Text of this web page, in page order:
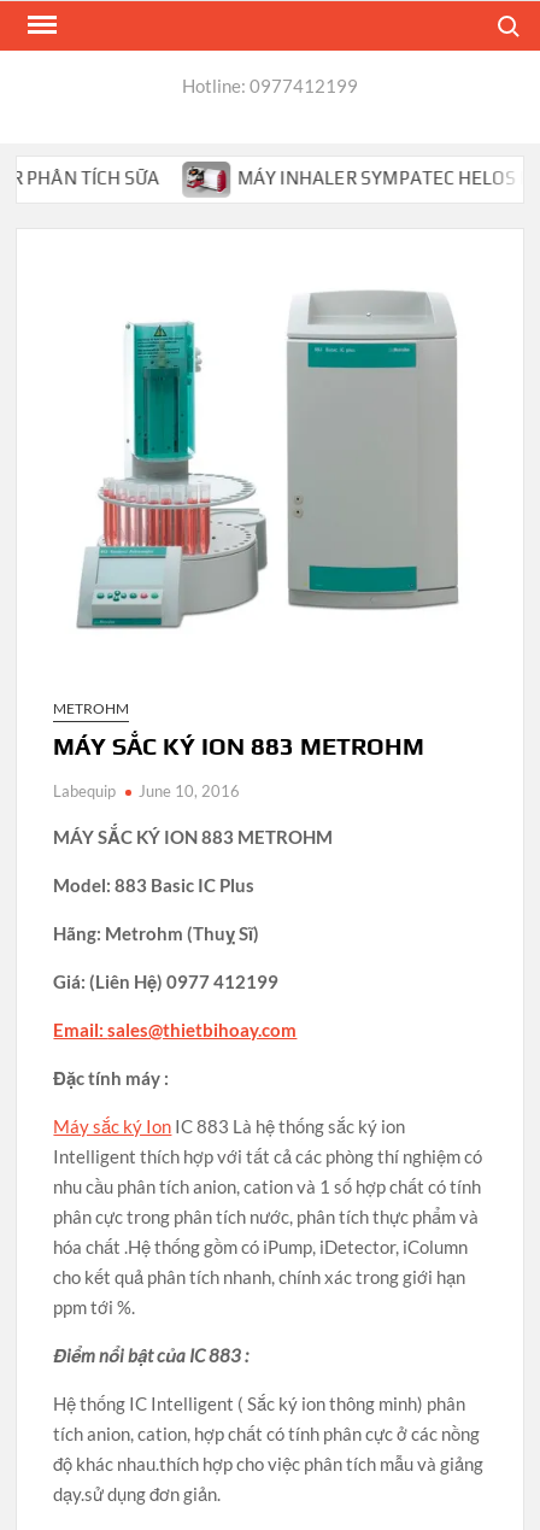
Skip
Hotline: 0977412199
TÍCH SỮA MÁY INHALER SYMPATEC HELOS PHÂN
METROHM
MÁY SẮC KÝ ION 883 METROHM
Labequip June 10, 2016
MÁY SẮC KÝ ION 883 METROHM
Model: 883 Basic IC Plus
Hãng: Metrohm (Thuỵ Sĩ)
Giá:(Liên Hệ)0977 412199
Email:sales@thietbihoay.com
Đặc tính máy :
Máy sắc ký Ion IC 883 Là hệ thống sắc ký ion
Intelligent thích hợp với tất cả các phòng thí nghiệm có
nhu cầu phân tích anion, cation và 1 số hợp chất có tính
phân cực trong phân tích nước, phân tích thực phẩm và
hóa chất .Hệ thống gồm có iPump, iDetector, iColumn
cho kết quả phân tích nhanh, chính xác trong giới hạn
ppm tới %.
Điểm nổi bật của IC 883 :
Hệ thống IC Intelligent ( Sắc ký ion thông minh) phân
tích anion, cation, hợp chất có tính phân cực ở các nồng
độ khác nhau.thích hợp cho việc phân tích mẫu và giảng
dạy.sử dụng đơn giản.